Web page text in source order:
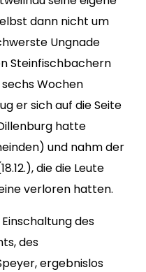
dann nicht um
Ungnade
Steinfischbachern
Wochen
er sich auf die Seite
hatte
und nahm der
die die Leute
verloren hatten.
des
des
ergebnislos